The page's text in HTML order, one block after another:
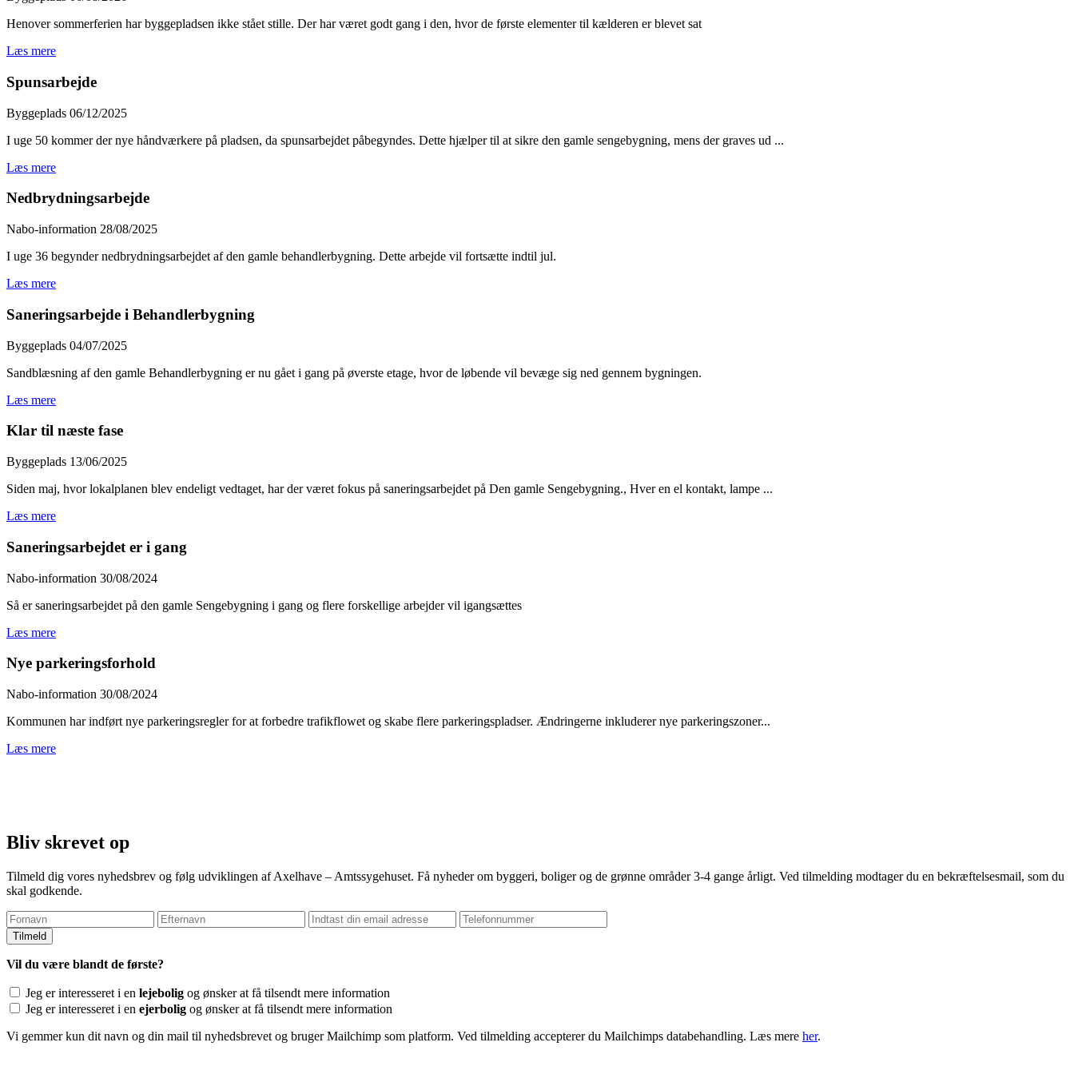
Henover sommerferien har byggepladsen ikke stået stille. Der har været godt gang i den, hvor de første elementer til kælderen er blevet sat
Læs mere
Spunsarbejde
Byggeplads 06/12/2025
I uge 50 kommer der nye håndværkere på pladsen, da spunsarbejdet påbegyndes. Dette hjælper til at sikre den gamle sengebygning, mens der graves ud ...
Læs mere
Nedbrydningsarbejde
Nabo-information 28/08/2025
I uge 36 begynder nedbrydningsarbejdet af den gamle behandlerbygning. Dette arbejde vil fortsætte indtil jul.
Læs mere
Saneringsarbejde i Behandlerbygning
Byggeplads 04/07/2025
Sandblæsning af den gamle Behandlerbygning er nu gået i gang på øverste etage, hvor de løbende vil bevæge sig ned gennem bygningen.
Læs mere
Klar til næste fase
Byggeplads 13/06/2025
Siden maj, hvor lokalplanen blev endeligt vedtaget, har der været fokus på saneringsarbejdet på Den gamle Sengebygning., Hver en el kontakt, lampe ...
Læs mere
Saneringsarbejdet er i gang
Nabo-information 30/08/2024
Så er saneringsarbejdet på den gamle Sengebygning i gang og flere forskellige arbejder vil igangsættes
Læs mere
Nye parkeringsforhold
Nabo-information 30/08/2024
Kommunen har indført nye parkeringsregler for at forbedre trafikflowet og skabe flere parkeringspladser. Ændringerne inkluderer nye parkeringszoner...
Læs mere
Bliv skrevet op
Tilmeld dig vores nyhedsbrev og følg udviklingen af Axelhave – Amtssygehuset. Få nyheder om byggeri, boliger og de grønne områder 3-4 gange årligt. Ved tilmelding modtager du en bekræftelsesmail, som du
skal godkende.
Vil du være blandt de første?
Jeg er interesseret i en lejebolig og ønsker at få tilsendt mere information
Jeg er interesseret i en ejerbolig og ønsker at få tilsendt mere information
Vi gemmer kun dit navn og din mail til nyhedsbrevet og bruger Mailchimp som platform. Ved tilmelding accepterer du Mailchimps databehandling. Læs mere her.